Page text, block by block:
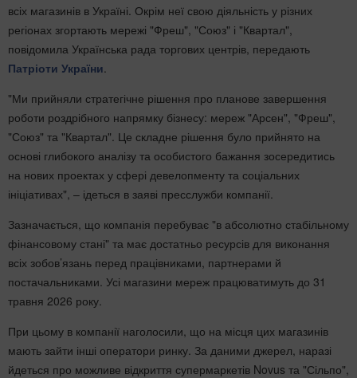
всіх магазинів в Україні. Окрім неї свою діяльність у різних
регіонах згортають мережі "Фреш", "Союз" і "Квартал",
повідомила Українська рада торгових центрів, передають
Патріоти України.
"Ми прийняли стратегічне рішення про планове завершення
роботи роздрібного напрямку бізнесу: мереж "Арсен", "Фреш",
"Союз" та "Квартал". Це складне рішення було прийнято на
основі глибокого аналізу та особистого бажання зосередитись
на нових проектах у сфері девелопменту та соціальних
ініціативах", – ідеться в заяві пресслужби компанії.
Зазначається, що компанія перебуває "в абсолютно стабільному
фінансовому стані" та має достатньо ресурсів для виконання
всіх зобов’язань перед працівниками, партнерами й
постачальниками. Усі магазини мереж працюватимуть до 31
травня 2026 року.
При цьому в компанії наголосили, що на місця цих магазинів
мають зайти інші оператори ринку. За даними джерел, наразі
йдеться про можливе відкриття супермаркетів Novus та "Сільпо",